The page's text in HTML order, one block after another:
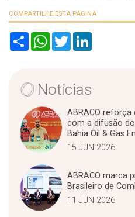
COMPARTILHE ESTA PÁGINA
S
W
p
T
w
e
r
Notícias
ABRACO
com a difusão
Bahia Oil & Gas
15 JUN 2026
ABRACO marca
Brasileiro de
11 JUN 2026